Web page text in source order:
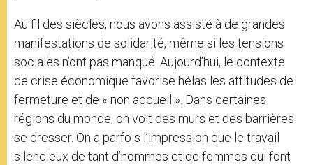
Au fil des siècles, nous avons assisté à de grandes
manifestations de solidarité, même si les tensions
sociales n’ont pas manqué. Aujourd’hui, le contexte
de crise économique favorise hélas les attitudes de
fermeture et de « non accueil ». Dans certaines
régions du monde, on voit des murs et des barrières
se dresser. On a parfois l’impression que le travail
silencieux de tant d’hommes et de femmes qui font